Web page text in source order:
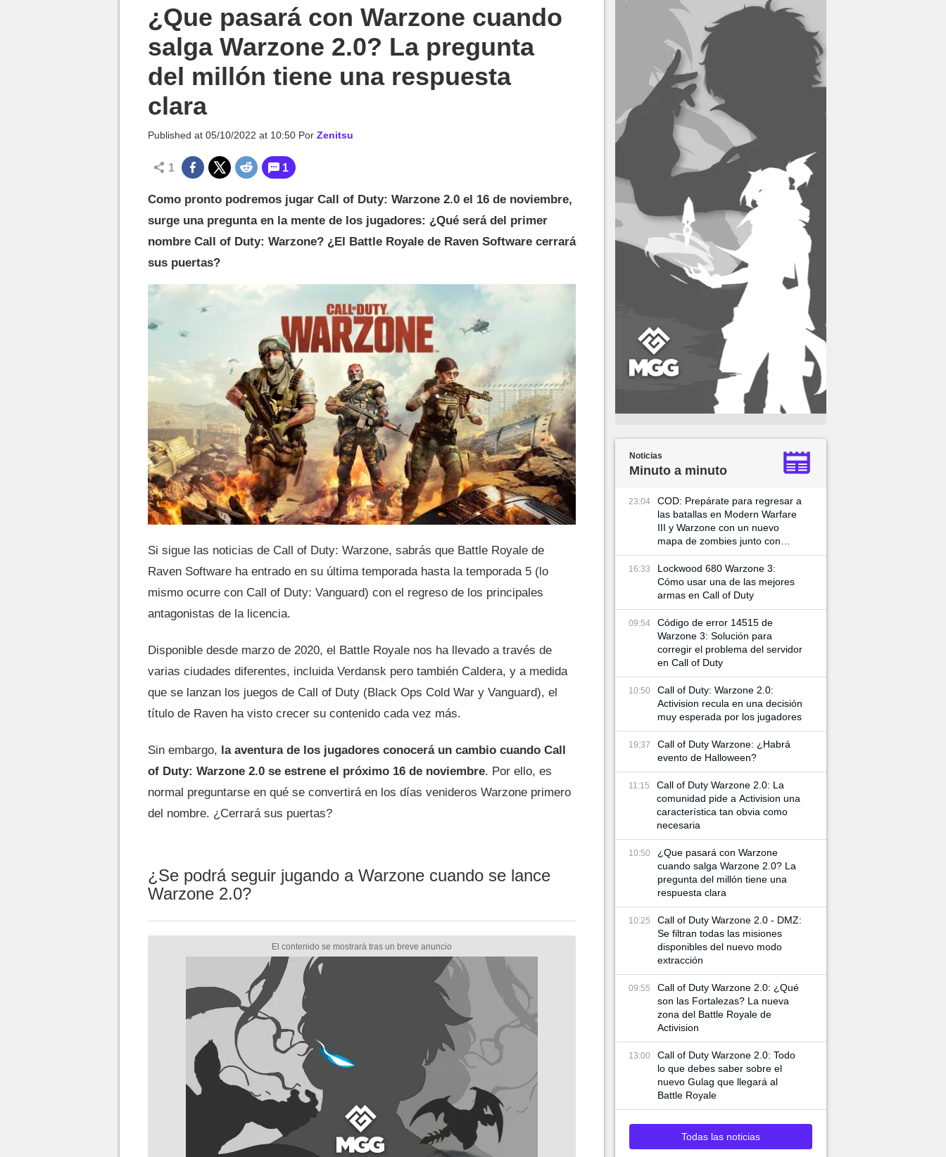
¿Que pasará con Warzone cuando
salga Warzone 2.0? La pregunta
del millón tiene una respuesta
clara
Published at 05/10/2022 at 10:50 Por Zenitsu
1 1
Como pronto podremos jugar Call of Duty: Warzone 2.0 el 16 de noviembre,
surge una pregunta en la mente de los jugadores: ¿Qué será del primer
nombre Call of Duty: Warzone? ¿El Battle Royale de Raven Software cerrará
sus puertas?
Si sigue las noticias de Call of Duty: Warzone, sabrás que Battle Royale de
Raven Software ha entrado en su última temporada hasta la temporada 5 (lo
mismo ocurre con Call of Duty: Vanguard) con el regreso de los principales
antagonistas de la licencia.
Disponible desde marzo de 2020, el Battle Royale nos ha llevado a través de
varias ciudades diferentes, incluida Verdansk pero también Caldera, y a medida
que se lanzan los juegos de Call of Duty (Black Ops Cold War y Vanguard), el
título de Raven ha visto crecer su contenido cada vez más.
Sin embargo, la aventura de los jugadores conocerá un cambio cuando Call
of Duty: Warzone 2.0 se estrene el próximo 16 de noviembre. Por ello, es
normal preguntarse en qué se convertirá en los días venideros Warzone primero
del nombre. ¿Cerrará sus puertas?
¿Se podrá seguir jugando a Warzone cuando se lance
Warzone 2.0?
Noticias
Minuto a minuto
23:04
COD: Prepárate para regresar a
las batallas en Modern Warfare
III y Warzone con un nuevo
mapa de zombies junto con
nuevas misiones
16:33
Lockwood 680 Warzone 3:
Cómo usar una de las mejores
armas en Call of Duty
09:54
Código de error 14515 de
Warzone 3: Solución para
corregir el problema del servidor
en Call of Duty
10:50
Call of Duty: Warzone 2.0:
Activision recula en una decisión
muy esperada por los jugadores
19:37
Call of Duty Warzone: ¿Habrá
evento de Halloween?
11:15
Call of Duty Warzone 2.0: La
comunidad pide a Activision una
característica tan obvia como
necesaria
10:50
¿Que pasará con Warzone
cuando salga Warzone 2.0? La
pregunta del millón tiene una
respuesta clara
10:25
Call of Duty Warzone 2.0 - DMZ:
Se filtran todas las misiones
disponibles del nuevo modo
extracción
09:55
Call of Duty Warzone 2.0: ¿Qué
son las Fortalezas? La nueva
zona del Battle Royale de
Activision
13:00
Call of Duty Warzone 2.0: Todo
lo que debes saber sobre el
nuevo Gulag que llegará al
Battle Royale
Todas las noticias